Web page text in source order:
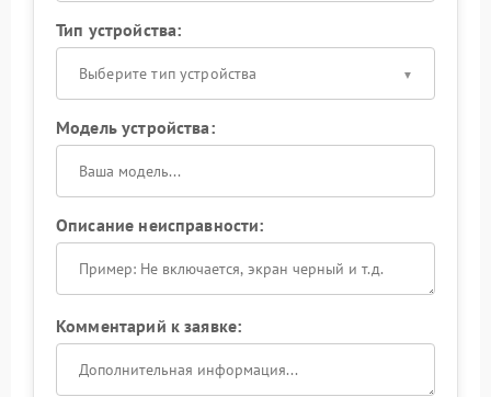
Тип устройства:
Выберите тип устройства
Модель устройства:
Описание неисправности:
Комментарий к заявке: